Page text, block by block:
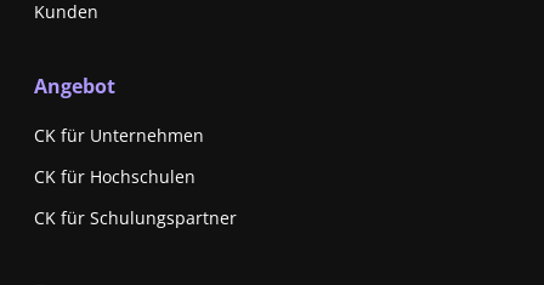
Kunden
Angebot
CK für Unternehmen
CK für Hochschulen
CK für Schulungspartner